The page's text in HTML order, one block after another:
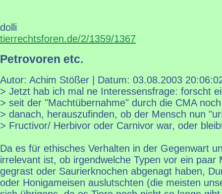
dolli
tierrechtsforen.de/2/1359/1367
Petrovoren etc.
Autor: Achim Stößer | Datum: 03.08.2003
> Jetzt hab ich mal ne Interessensfrage: forscht
> seit der "Machtübernahme" durch die CMA
> danach, herauszufinden, ob der Mensch nun
> Fructivor/ Herbivor oder Carnivor war, oder
Da es für ethisches Verhalten in der Gegenwart
irrelevant ist, ob irgendwelche Typen vor ein paar
gegrast oder Saurierknochen abgenagt haben,
oder Honigameisen auslutschten (die meisten